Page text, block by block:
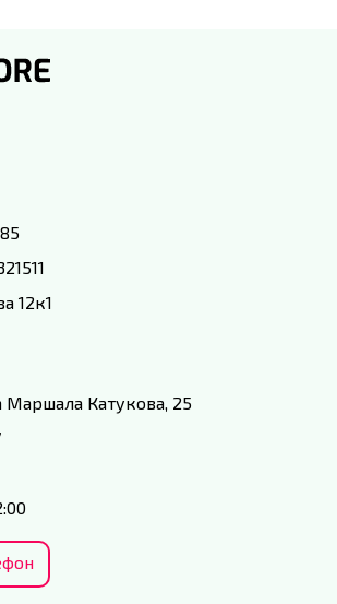
12к1
Маршала Катукова, 25